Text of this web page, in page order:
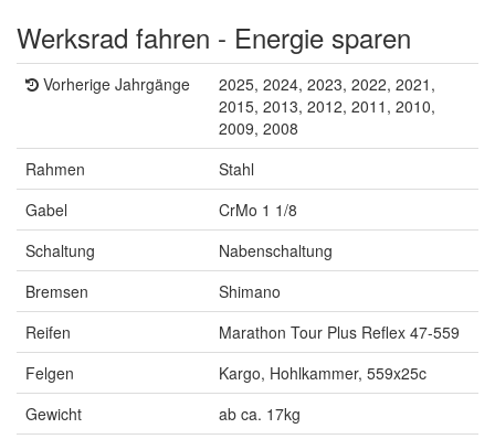
Werksrad fahren - Energie sparen
Vorherige Jahrgänge
2025, 2024, 2023, 2022, 2021,
2015, 2013, 2012, 2011, 2010,
2009, 2008
Rahmen
Stahl
Gabel
CrMo 1 1/8
Schaltung
Nabenschaltung
Bremsen
Shimano
Reifen
Marathon Tour Plus Reflex 47-559
Felgen
Kargo, Hohlkammer, 559x25c
Gewicht
ab ca. 17kg